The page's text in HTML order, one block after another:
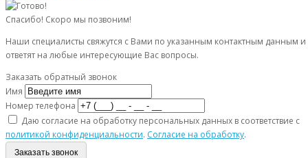
Спасибо! Скоро мы позвоним!
Наши специалисты свяжутся с Вами по указанным контактным данным и
ответят на любые интересующие Вас вопросы.
Заказать обратный звонок
Имя
Номер телефона
Даю согласие на обработку персональных данных в соответствие с
политикой конфиденциальности. Согласие на обработку.
Заказать звонок